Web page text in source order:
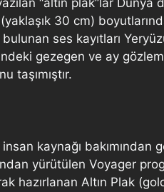
“altın plak”lar Dünya
30 cm)
ses kayıtları
gezegen ve ay
taşımıştır.
kaynağı bakımından
yürütülen Voyager
Altın Plak